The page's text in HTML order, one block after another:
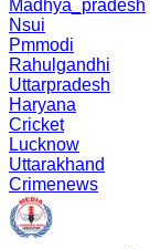
Madhya_pradesh
Nsui
Pmmodi
Rahulgandhi
Uttarpradesh
Haryana
Cricket
Lucknow
Uttarakhand
Crimenews